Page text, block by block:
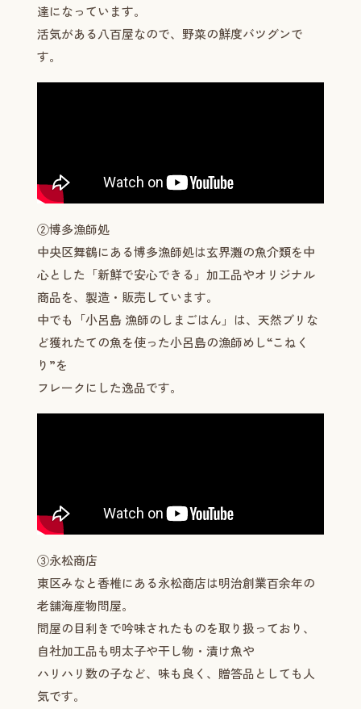
達になっています。
活気がある八百屋なので、野菜の鮮度バツグンで
す。
②博多漁師処
中央区舞鶴にある博多漁師処は玄界灘の魚介類を中
心とした「新鮮で安心できる」加工品やオリジナル
商品を、製造・販売しています。
中でも「小呂島 漁師のしまごはん」は、天然ブリな
ど獲れたての魚を使った小呂島の漁師めし“こねく
り”を
フレークにした逸品です。
③永松商店
東区みなと香椎にある永松商店は明治創業百余年の
老舗海産物問屋。
問屋の目利きで吟味されたものを取り扱っており、
自社加工品も明太子や干し物・漬け魚や
ハリハリ数の子など、味も良く、贈答品としても人
気です。